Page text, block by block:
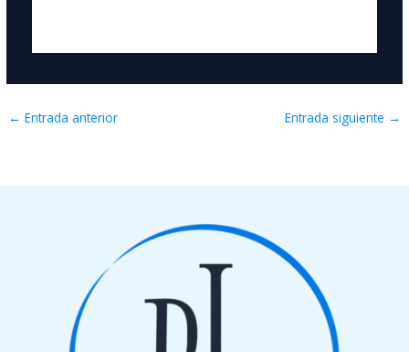
← Entrada anterior Entrada siguiente →